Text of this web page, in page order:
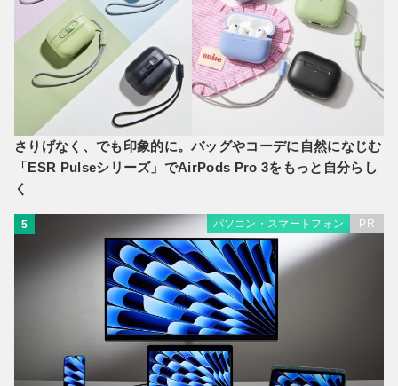
さりげなく、でも印象的に。バッグやコーデに自然になじむ
「ESR Pulseシリーズ」でAirPods Pro 3をもっと自分らし
く
5 パソコン・スマートフォン PR